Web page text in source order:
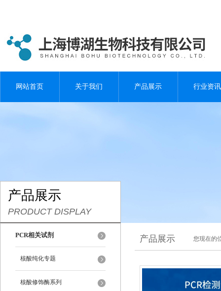
网站首页 关于我们 产品展示 行业资讯
产品展示
PRODUCT DISPLAY
PCR相关试剂
核酸纯化专题
核酸修饰酶系列
产品展示 您现在的